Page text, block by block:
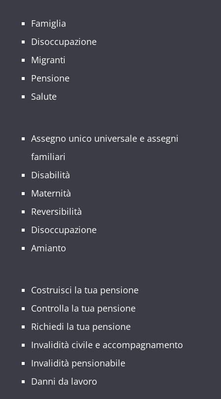
Famiglia
Disoccupazione
Migranti
Pensione
Salute
Assegno unico universale e assegni
familiari
Disabilità
Maternità
Reversibilità
Disoccupazione
Amianto
Costruisci la tua pensione
Controlla la tua pensione
Richiedi la tua pensione
Invalidità civile e accompagnamento
Invalidità pensionabile
Danni da lavoro